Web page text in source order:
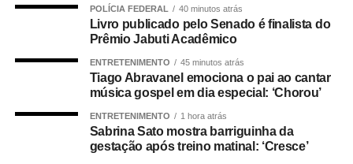
linha voltada a estudantes e ex-estudantes adimplentes
do Fundo de Financiamento Estudantil (Fies) e medidas
Segundo o ministro da Fazenda, Dario Durigan, a nova
etapa amplia o alcance do Desenrola, criado
originalmente para renegociar dívidas de pessoas
inadimplentes.
POLÍCIA FEDERAL 40 minutos atrás
Livro publicado pelo Senado é finalista do
Prêmio Jabuti Acadêmico
ENTRETENIMENTO 45 minutos atrás
Tiago Abravanel emociona o pai ao cantar
música gospel em dia especial: ‘Chorou’
ENTRETENIMENTO 1 hora atrás
Sabrina Sato mostra barriguinha da
gestação após treino matinal: ‘Cresce’